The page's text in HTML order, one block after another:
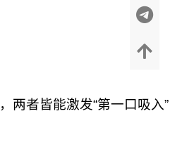
两者皆能激发“第一口吸入”